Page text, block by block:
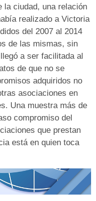
la ciudad, una relación
realizado a Victoria
del 2007 al 2014
de las mismas, sin
a ser facilitada al
de que no se
adquiridos no
asociaciones en
Una muestra más de
compromiso del
que prestan
está en quien toca